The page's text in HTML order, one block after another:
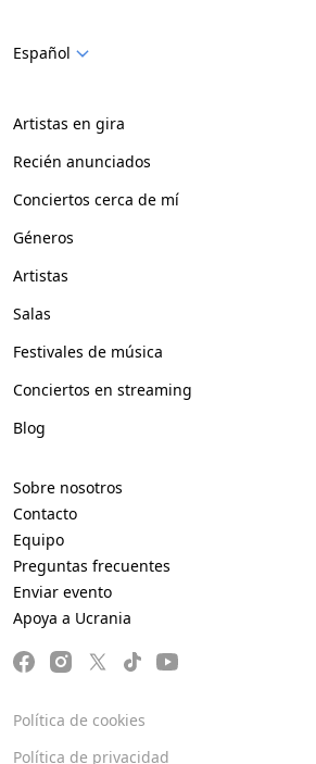
Español
Artistas en gira
Recién anunciados
Conciertos cerca de mí
Géneros
Artistas
Salas
Festivales de música
Conciertos en streaming
Blog
Sobre nosotros
Contacto
Equipo
Preguntas frecuentes
Enviar evento
Apoya a Ucrania
Política de cookies
Política de privacidad